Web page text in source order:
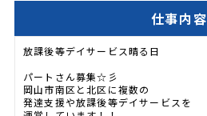
仕事内容
放課後等デイサービス晴る日
パートさん募集☆彡
岡山市南区と北区に複数の
発達支援や放課後等デイサービスを